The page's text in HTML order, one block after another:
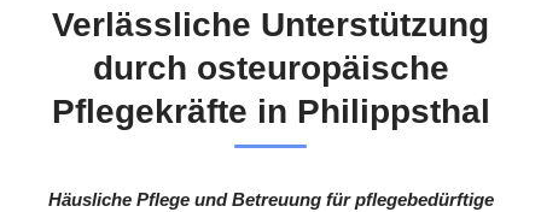
Verlässliche Unterstützung
durch osteuropäische
Pflegekräfte in Philippsthal
Häusliche Pflege und Betreuung für pflegebedürftige